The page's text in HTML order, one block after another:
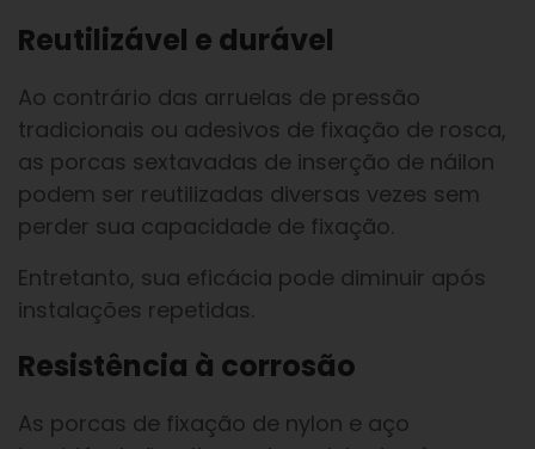
Reutilizável e durável
Ao contrário das arruelas de pressão
tradicionais ou adesivos de fixação de rosca,
as porcas sextavadas de inserção de náilon
podem ser reutilizadas diversas vezes sem
perder sua capacidade de fixação.
Entretanto, sua eficácia pode diminuir após
instalações repetidas.
Resistência à corrosão
As porcas de fixação de nylon e aço